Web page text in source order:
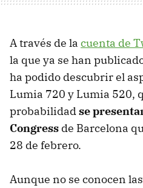
A través de la cuenta de
la que ya se han
ha podido descubrir el
Lumia 720 y Lumia 520,
probabilidad se
Congress de Barcelona
28 de febrero.
Aunque no se conocen